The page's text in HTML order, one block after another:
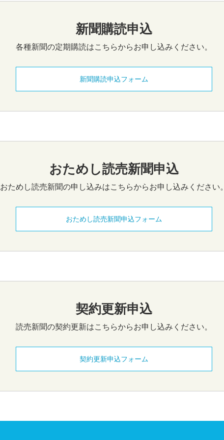
新聞購読申込
各種新聞の定期購読はこちらからお申し込みください。
新聞購読申込フォーム
おためし読売新聞申込
おためし読売新聞の申し込みはこちらからお申し込みください
おためし読売新聞申込フォーム
契約更新申込
読売新聞の契約更新はこちらからお申し込みください。
契約更新申込フォーム